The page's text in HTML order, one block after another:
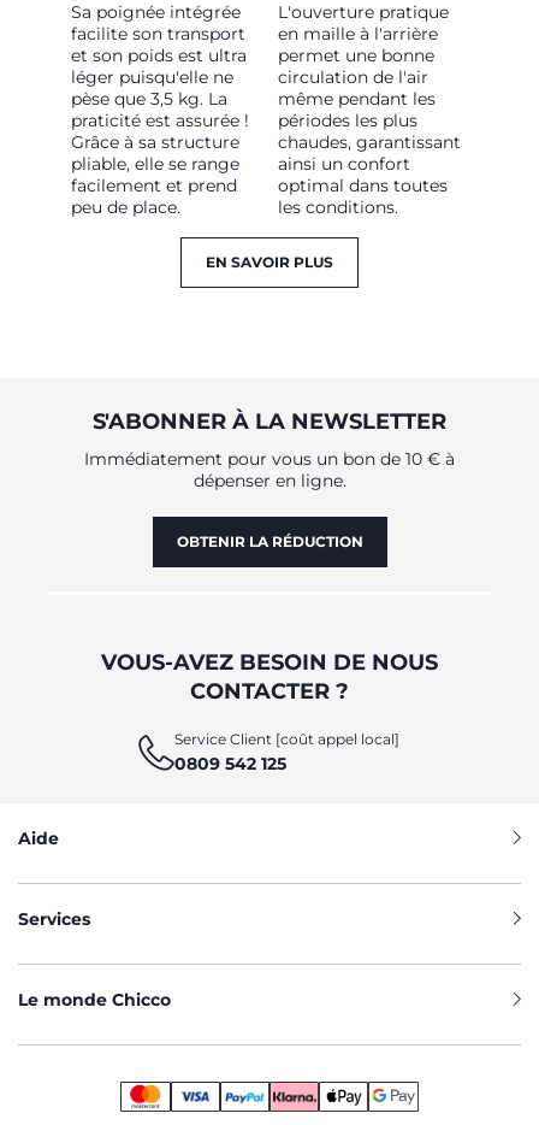
Sa poignée intégrée
facilite son transport
et son poids est ultra
léger puisqu'elle ne
pèse que 3,5 kg. La
praticité est assurée !
Grâce à sa structure
pliable, elle se range
facilement et prend
peu de place.
L'ouverture pratique
en maille à l'arrière
permet une bonne
circulation de l'air
même pendant les
périodes les plus
chaudes, garantissant
ainsi un confort
optimal dans toutes
les conditions.
EN SAVOIR PLUS
S'ABONNER À LA NEWSLETTER
Immédiatement pour vous un bon de 10 € à
dépenser en ligne.
OBTENIR LA RÉDUCTION
VOUS-AVEZ BESOIN DE NOUS
CONTACTER ?
Service Client [coût appel local]
0809 542 125
Aide
Services
Le monde Chicco